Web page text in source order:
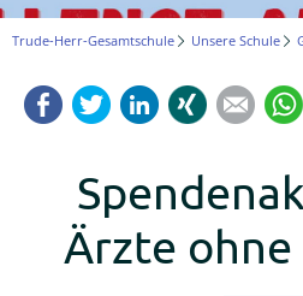
Logineo
Schulmanager
Online
Trude-Herr-Gesamtschule Unsere Schule
FacebookTwitterLinkedInXing Mail
Ärzte ohne